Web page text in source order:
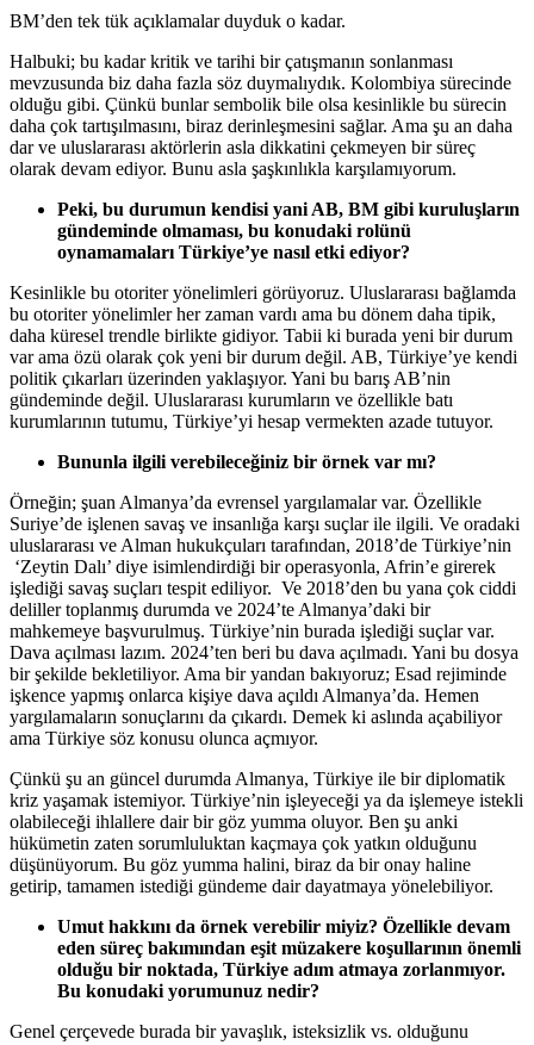
BM’den tek tük açıklamalar duyduk o kadar.
Halbuki; bu kadar kritik ve tarihi bir çatışmanın sonlanması
mevzusunda biz daha fazla söz duymalıydık. Kolombiya sürecinde
olduğu gibi. Çünkü bunlar sembolik bile olsa kesinlikle bu sürecin
daha çok tartışılmasını, biraz derinleşmesini sağlar. Ama şu an daha
dar ve uluslararası aktörlerin asla dikkatini çekmeyen bir süreç
olarak devam ediyor. Bunu asla şaşkınlıkla karşılamıyorum.
Peki, bu durumun kendisi yani AB, BM gibi kuruluşların
gündeminde olmaması, bu konudaki rolünü
oynamamaları Türkiye’ye nasıl etki ediyor?
Kesinlikle bu otoriter yönelimleri görüyoruz. Uluslararası bağlamda
bu otoriter yönelimler her zaman vardı ama bu dönem daha tipik,
daha küresel trendle birlikte gidiyor. Tabii ki burada yeni bir durum
var ama özü olarak çok yeni bir durum değil. AB, Türkiye’ye kendi
politik çıkarları üzerinden yaklaşıyor. Yani bu barış AB’nin
gündeminde değil. Uluslararası kurumların ve özellikle batı
kurumlarının tutumu, Türkiye’yi hesap vermekten azade tutuyor.
Bununla ilgili verebileceğiniz bir örnek var mı?
Örneğin; şuan Almanya’da evrensel yargılamalar var. Özellikle
Suriye’de işlenen savaş ve insanlığa karşı suçlar ile ilgili. Ve oradaki
uluslararası ve Alman hukukçuları tarafından, 2018’de Türkiye’nin
‘Zeytin Dalı’ diye isimlendirdiği bir operasyonla, Afrin’e girerek
işlediği savaş suçları tespit ediliyor. Ve 2018’den bu yana çok ciddi
deliller toplanmış durumda ve 2024’te Almanya’daki bir
mahkemeye başvurulmuş. Türkiye’nin burada işlediği suçlar var.
Dava açılması lazım. 2024’ten beri bu dava açılmadı. Yani bu dosya
bir şekilde bekletiliyor. Ama bir yandan bakıyoruz; Esad rejiminde
işkence yapmış onlarca kişiye dava açıldı Almanya’da. Hemen
yargılamaların sonuçlarını da çıkardı. Demek ki aslında açabiliyor
ama Türkiye söz konusu olunca açmıyor.
Çünkü şu an güncel durumda Almanya, Türkiye ile bir diplomatik
kriz yaşamak istemiyor. Türkiye’nin işleyeceği ya da işlemeye istekli
olabileceği ihlallere dair bir göz yumma oluyor. Ben şu anki
hükümetin zaten sorumluluktan kaçmaya çok yatkın olduğunu
düşünüyorum. Bu göz yumma halini, biraz da bir onay haline
getirip, tamamen istediği gündeme dair dayatmaya yönelebiliyor.
Umut hakkını da örnek verebilir miyiz? Özellikle devam
eden süreç bakımından eşit müzakere koşullarının önemli
olduğu bir noktada, Türkiye adım atmaya zorlanmıyor.
Bu konudaki yorumunuz nedir?
Genel çerçevede burada bir yavaşlık, isteksizlik vs. olduğunu